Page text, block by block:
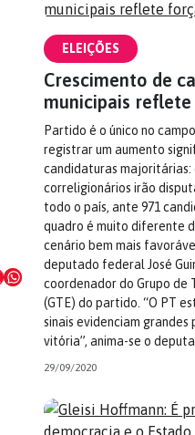
ELEIÇÕES
Crescimento de
municipais
Partido é o único no
registrar um aumento
candidaturas majoritárias:
correligionários irão
todo o país, ante 971
quadro é muito diferente
cenário bem mais
deputado federal José
coordenador do Grupo de
(GTE) do partido. “O PT
sinais evidenciam grandes
vitória”, anima-se o
29/09/2020